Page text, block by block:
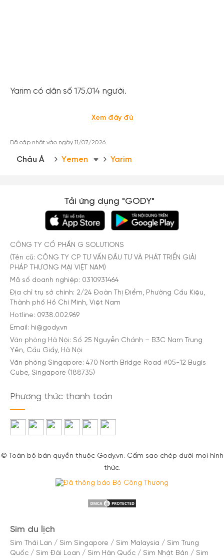
Yarim có dân số 175.014 người.
Xem đầy đủ
Đã cập nhật vào ngày 11/07/2026
Châu Á Yemen Yarim
Tải ứng dụng "GODY"
CÔNG TY CỔ PHẦN G SOLUTIONS
(Tên cũ: CÔNG TY CP TƯ VẤN ĐẦU TƯ VÀ PHÁT TRIỂN GIẢI
PHÁP THƯƠNG MẠI VIỆT NAM)
Mã số doanh nghiệp: 0310931464
Địa chỉ trụ sở chính: 2/24 Đoàn Thị Điểm, Phường Cầu Kiệu,
Thành phố Hồ Chí Minh, Việt Nam
Hotline: 0938.002.969
Email: hi@gody.vn
Văn phòng Hà Nội: Số 25 Nguyễn Chánh – B3C Nam Trung
Yên, Cầu Giấy, Hà Nội
Văn phòng Singapore: 470 North Bridge Road #05-12 Bugis
Cube, Singapore (188735)
Phương thức thanh toán
© Toàn bộ bản quyền thuộc Gody.vn. Cấm sao chép dưới mọi hình
thức.
Sim du lịch
Sim Thái Lan / Sim Singapore / Sim Malaysia / Sim Trung
Quốc / Sim Đài Loan / Sim Hàn Quốc / Sim Nhật Bản / Sim